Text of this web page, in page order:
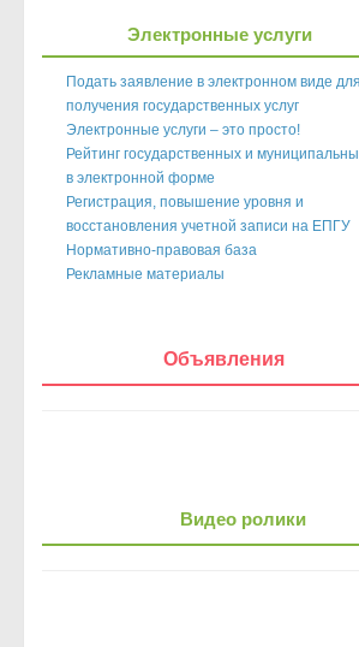
Электронные услуги
Подать заявление в электронном виде для
получения государственных услуг
Электронные услуги – это просто!
Рейтинг государственных и
в электронной форме
Регистрация, повышение уровня и
восстановления учетной записи на ЕПГУ
Нормативно-правовая база
Рекламные материалы
Объявления
Видео ролики